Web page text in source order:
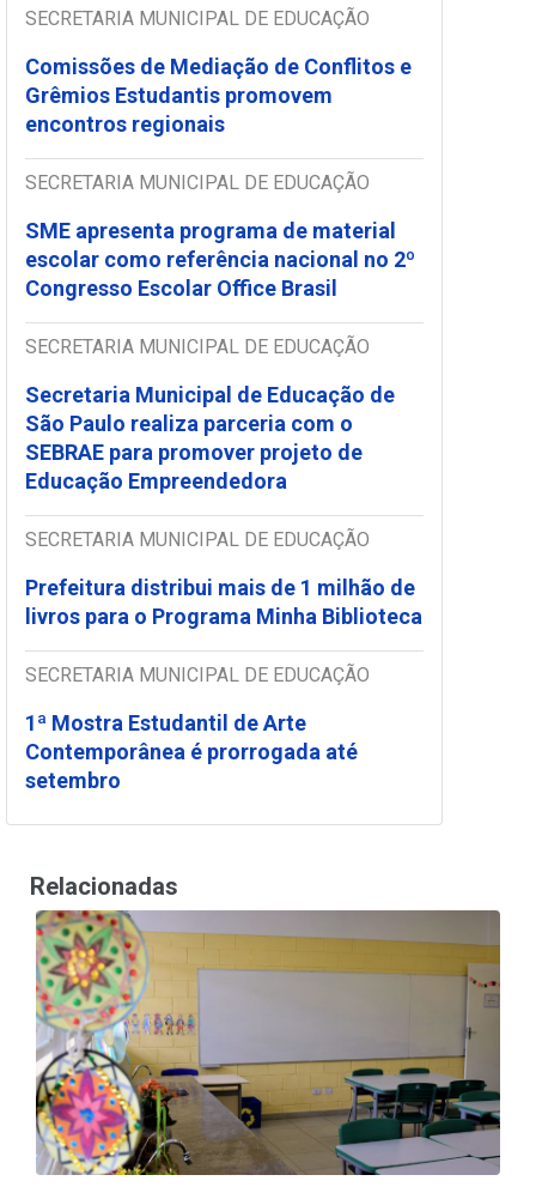
SECRETARIA MUNICIPAL DE EDUCAÇÃO
Comissões de Mediação de Conflitos e
Grêmios Estudantis promovem
encontros regionais
SECRETARIA MUNICIPAL DE EDUCAÇÃO
SME apresenta programa de material
escolar como referência nacional no 2º
Congresso Escolar Office Brasil
SECRETARIA MUNICIPAL DE EDUCAÇÃO
Secretaria Municipal de Educação de
São Paulo realiza parceria com o
SEBRAE para promover projeto de
Educação Empreendedora
SECRETARIA MUNICIPAL DE EDUCAÇÃO
Prefeitura distribui mais de 1 milhão de
livros para o Programa Minha Biblioteca
SECRETARIA MUNICIPAL DE EDUCAÇÃO
1ª Mostra Estudantil de Arte
Contemporânea é prorrogada até
setembro
Relacionadas